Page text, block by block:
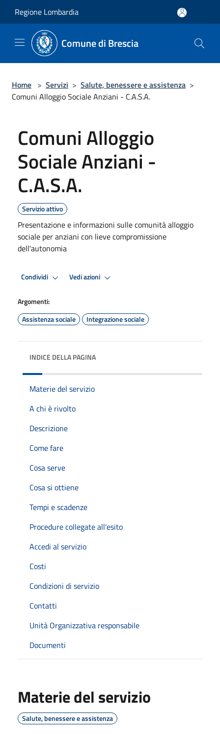
Regione Lombardia
Comune di Brescia
Home > Servizi > Salute, benessere e assistenza >
Comuni Alloggio Sociale Anziani - C.A.S.A.
Comuni Alloggio
Sociale Anziani -
C.A.S.A.
Servizio attivo
Presentazione e informazioni sulle comunità alloggio
sociale per anziani con lieve compromissione
dell'autonomia
Condividi Vedi azioni
Argomenti:
Assistenza sociale
Integrazione sociale
INDICE DELLA PAGINA
Materie del servizio
A chi è rivolto
Descrizione
Come fare
Cosa serve
Cosa si ottiene
Tempi e scadenze
Procedure collegate all'esito
Accedi al servizio
Costi
Condizioni di servizio
Contatti
Unità Organizzativa responsabile
Documenti
Materie del servizio
Salute, benessere e assistenza